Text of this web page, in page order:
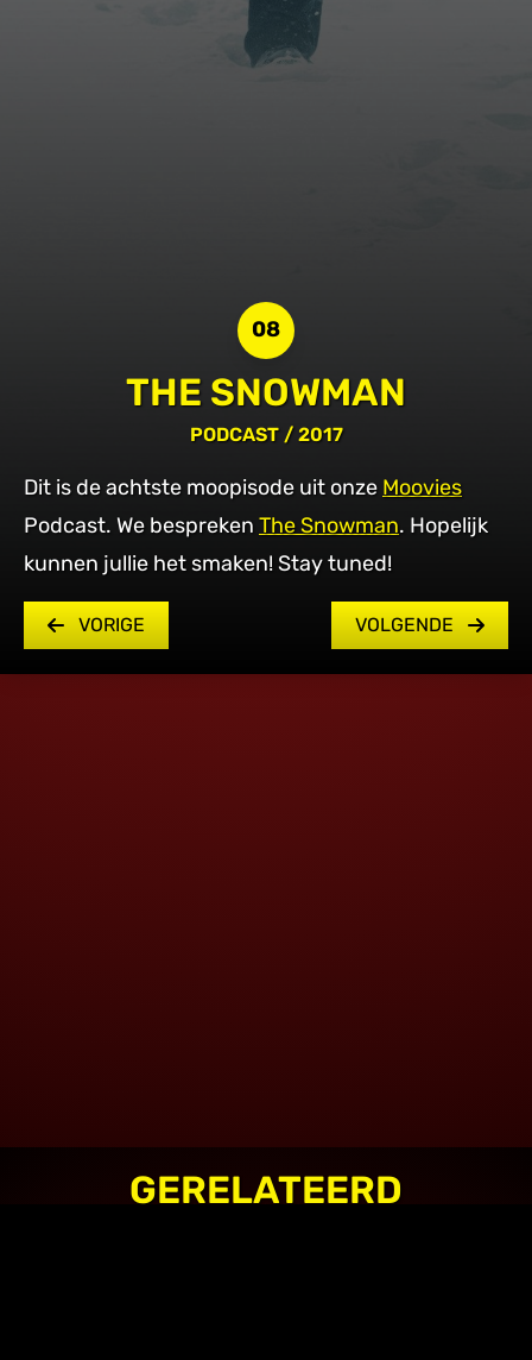
08
THE SNOWMAN
PODCAST / 2017
Dit is de achtste moopisode uit onze Moovies
Podcast. We bespreken The Snowman. Hopelijk
kunnen jullie het smaken! Stay tuned!
VORIGE VOLGENDE
GERELATEERD